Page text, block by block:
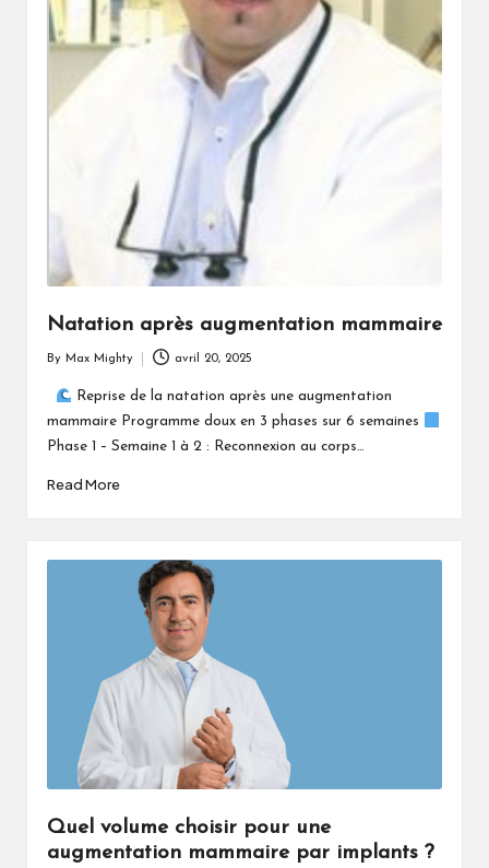
Natation après augmentation mammaire
Posted
by
By Max Mighty avril 20, 2025
Reprise de la natation après une augmentation
mammaire Programme doux en 3 phases sur 6 semaines
Phase 1 – Semaine 1 à 2 : Reconnexion au corps…
Read More
Quel volume choisir pour une
augmentation mammaire par implants ?